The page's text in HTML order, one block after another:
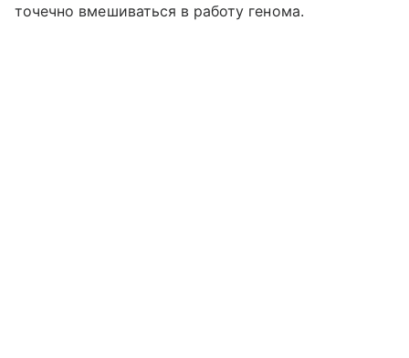
точечно вмешиваться в работу генома.